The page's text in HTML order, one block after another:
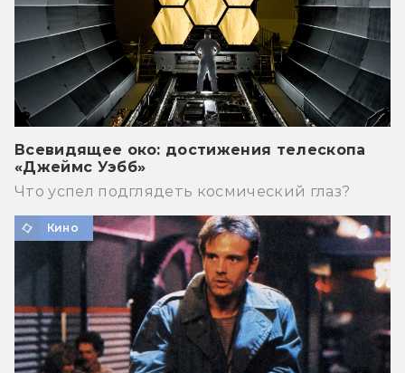
Всевидящее око: достижения телескопа
«Джеймс Уэбб»
Что успел подглядеть космический глаз?
Кино